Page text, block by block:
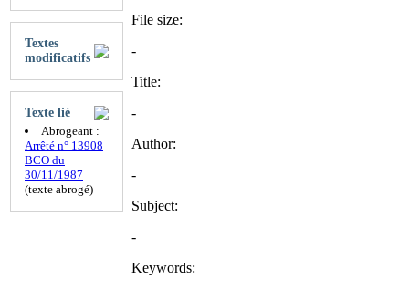
Textes
modificatifs
Texte lié
Abrogeant :
Arrêté n° 13908
BCO du
30/11/1987
(texte abrogé)
File size:
-
Title:
-
Author:
-
Subject:
-
Keywords: